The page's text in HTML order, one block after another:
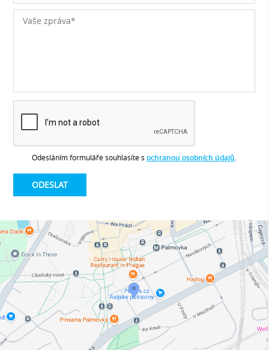
Odesláním formuláře souhlasíte s ochranou osobních údajů.